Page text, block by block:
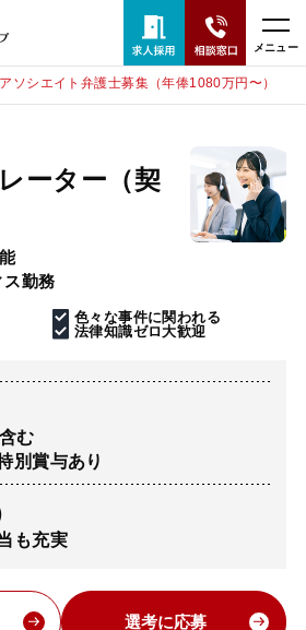
メニュー
ソシエイト弁護士募集（年俸1080万円〜）
ーター（契
ス勤務
色々な事件に関われる
法律知識ゼロ大歓迎
む
別賞与あり
も充実
選考に応募
間365日全国対応
はこちら
・メールで相談予約受付中